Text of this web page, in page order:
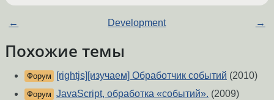
← Development →
Похожие темы
Форум [rightjs][изучаем] Обработчик событий (2010)
Форум JavaScript, обработка «событий». (2009)